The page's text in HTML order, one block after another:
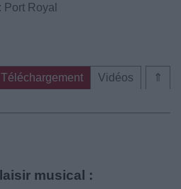
Port Royal
⇑
Téléchargement
Vidéos
musical :